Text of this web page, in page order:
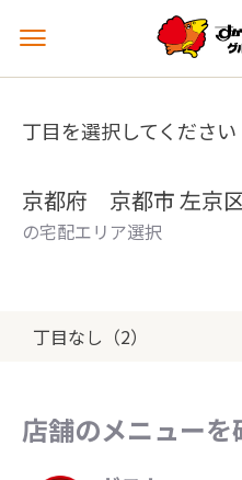
メ
ュ
を
丁目を選択してください
京都府 京都市 左京
の宅配エリア選択
丁目なし（2）
店舗のメニューを